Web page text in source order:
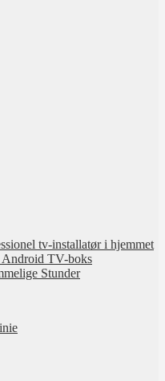
tv‑installatør i hjemmet
Android TV-boks
Stunder